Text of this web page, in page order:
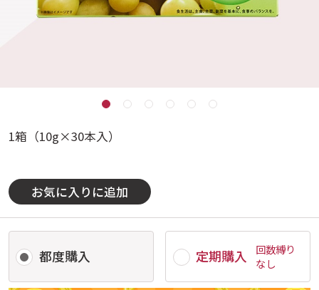
1箱（10g×30本入）
お気に入りに追加
都度購入 定期購入
回数縛り
なし